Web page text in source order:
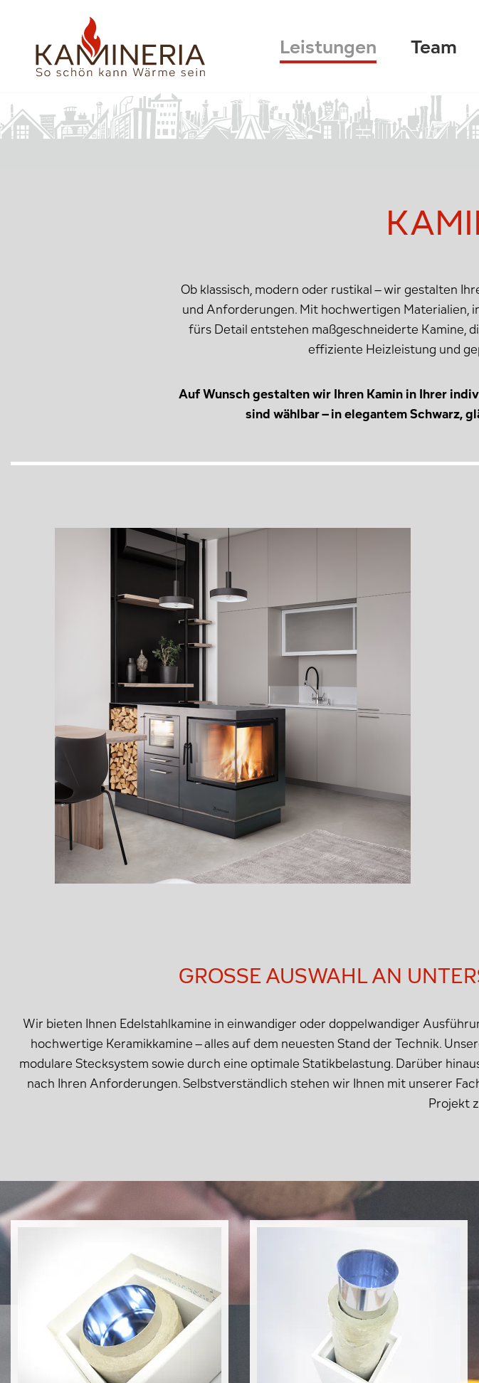
Leistungen Team
Ob klassisch, modern oder rustikal – wir gestalten
und Anforderungen. Mit hochwertigen Materialien,
fürs Detail entstehen maßgeschneiderte Kamine,
effiziente Heizleistung und
Auf Wunsch gestalten wir Ihren Kamin in Ihrer
sind wählbar – in elegantem Schwarz,
GROSSE AUSWAHL AN
Wir bieten Ihnen Edelstahlkamine in einwandiger oder doppelwandiger
hochwertige Keramikkamine – alles auf dem neuesten Stand der Technik.
modulare Stecksystem sowie durch eine optimale Statikbelastung. Darüber
nach Ihren Anforderungen. Selbstverständlich stehen wir Ihnen mit unserer
Projekt